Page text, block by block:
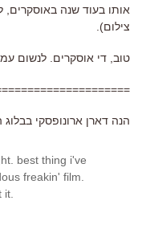
אותו בעוד שנה באוסקרים,
צילום).
טוב, די אוסקרים. לנשום
הנה דארן ארונופסקי בבלוג
best thing i've
freakin' film.